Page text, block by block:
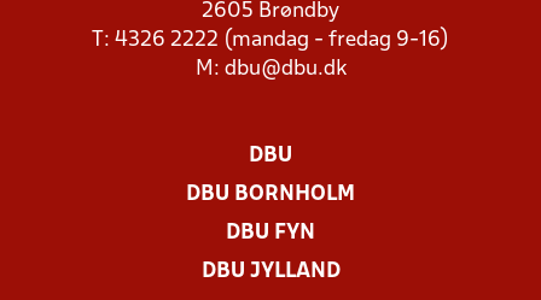
2605 Brøndby
T: 4326 2222 (mandag - fredag 9-16)
M: dbu@dbu.dk
DBU
DBU BORNHOLM
DBU FYN
DBU JYLLAND